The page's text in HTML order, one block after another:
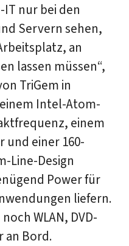
IT nur bei den
Servern sehen,
an
lassen müssen“,
TriGem in
Intel-Atom-
einem
und einer 160-
Line-Design
Power für
liefern.
WLAN, DVD-
an Bord.